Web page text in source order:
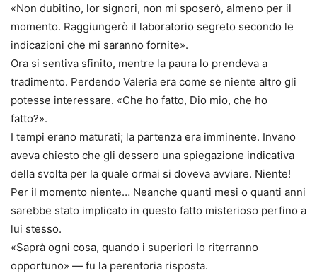
«Non dubitino, lor signori, non mi sposerò, almeno per il
momento. Raggiungerò il laboratorio segreto secondo le
indicazioni che mi saranno fornite».
Ora si sentiva sfinito, mentre la paura lo prendeva a
tradimento. Perdendo Valeria era come se niente altro gli
potesse interessare. «Che ho fatto, Dio mio, che ho
fatto?».
I tempi erano maturati; la partenza era imminente. Invano
aveva chiesto che gli dessero una spiegazione indicativa
della svolta per la quale ormai si doveva avviare. Niente!
Per il momento niente… Neanche quanti mesi o quanti anni
sarebbe stato implicato in questo fatto misterioso perfino a
lui stesso.
«Saprà ogni cosa, quando i superiori lo riterranno
opportuno» — fu la perentoria risposta.